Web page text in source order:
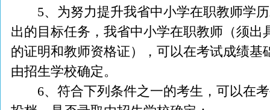
5、为努力提升我省中小学在职教师学历
出的目标任务，我省中小学在职教师（须出
的证明和教师资格证），可以在考试成绩基
由招生学校确定。
6、符合下列条件之一的考生，可以在考